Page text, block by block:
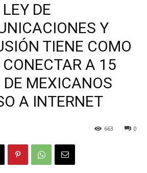
DE
Y
TIENE COMO
A 15
MEXICANOS
A INTERNET
0
663